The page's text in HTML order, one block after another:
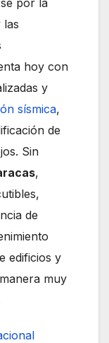
las
hoy con
y
sísmica,
de
Sin
,
de
edificios y
muy